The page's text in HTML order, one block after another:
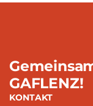
GAFLENZ!
KONTAKT